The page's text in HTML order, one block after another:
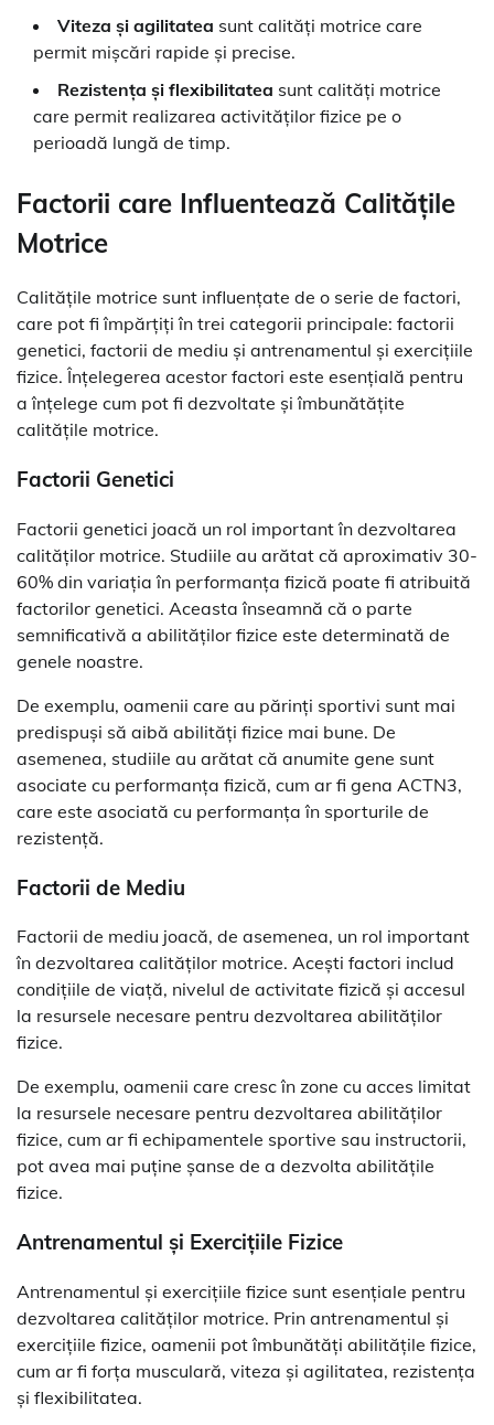
Viteza și agilitatea sunt calități motrice care
permit mișcări rapide și precise.
Rezistența și flexibilitatea sunt calități motrice
care permit realizarea activităților fizice pe o
perioadă lungă de timp.
Factorii care Influentează Calitățile
Motrice
Calitățile motrice sunt influențate de o serie de factori,
care pot fi împărțiți în trei categorii principale: factorii
genetici, factorii de mediu și antrenamentul și exercițiile
fizice. Înțelegerea acestor factori este esențială pentru
a înțelege cum pot fi dezvoltate și îmbunătățite
calitățile motrice.
Factorii Genetici
Factorii genetici joacă un rol important în dezvoltarea
calităților motrice. Studiile au arătat că aproximativ 30-
60% din variația în performanța fizică poate fi atribuită
factorilor genetici. Aceasta înseamnă că o parte
semnificativă a abilităților fizice este determinată de
genele noastre.
De exemplu, oamenii care au părinți sportivi sunt mai
predispuși să aibă abilități fizice mai bune. De
asemenea, studiile au arătat că anumite gene sunt
asociate cu performanța fizică, cum ar fi gena ACTN3,
care este asociată cu performanța în sporturile de
rezistență.
Factorii de Mediu
Factorii de mediu joacă, de asemenea, un rol important
în dezvoltarea calităților motrice. Acești factori includ
condițiile de viață, nivelul de activitate fizică și accesul
la resursele necesare pentru dezvoltarea abilităților
fizice.
De exemplu, oamenii care cresc în zone cu acces limitat
la resursele necesare pentru dezvoltarea abilităților
fizice, cum ar fi echipamentele sportive sau instructorii,
pot avea mai puține șanse de a dezvolta abilitățile
fizice.
Antrenamentul și Exercițiile Fizice
Antrenamentul și exercițiile fizice sunt esențiale pentru
dezvoltarea calităților motrice. Prin antrenamentul și
exercițiile fizice, oamenii pot îmbunătăți abilitățile fizice,
cum ar fi forța musculară, viteza și agilitatea, rezistența
și flexibilitatea.